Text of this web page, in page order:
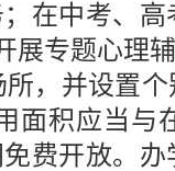
在中考、
专题心理辅
，并设置
面积应当与
费开放。